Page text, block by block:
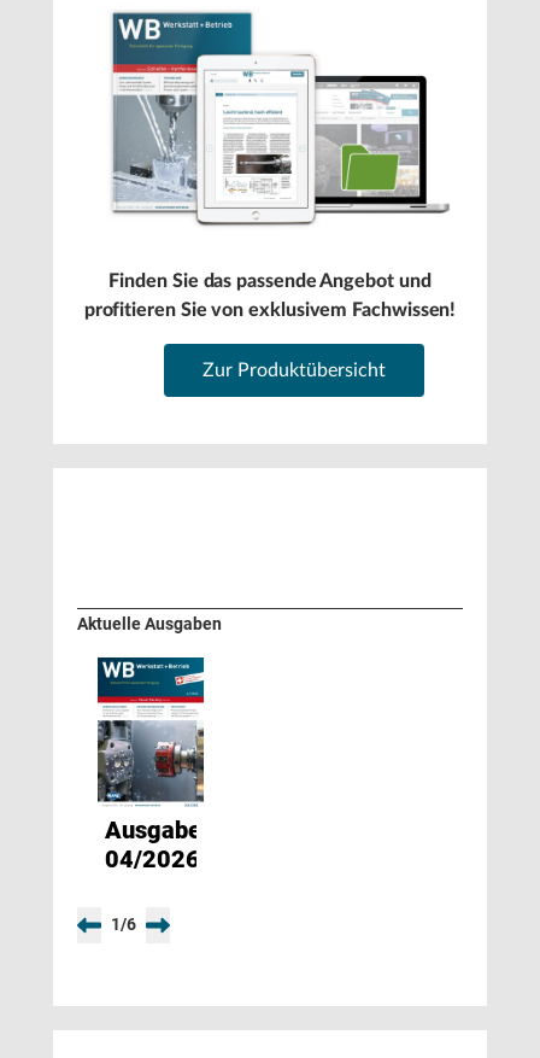
Finden Sie das passende Angebot und
profitieren Sie von exklusivem Fachwissen!
Zur Produktübersicht
Aktuelle Ausgaben
Ausgabe
04/2026
1/6